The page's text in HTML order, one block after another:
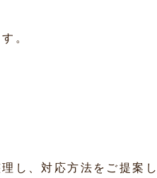
。
し、対応方法をご提案し